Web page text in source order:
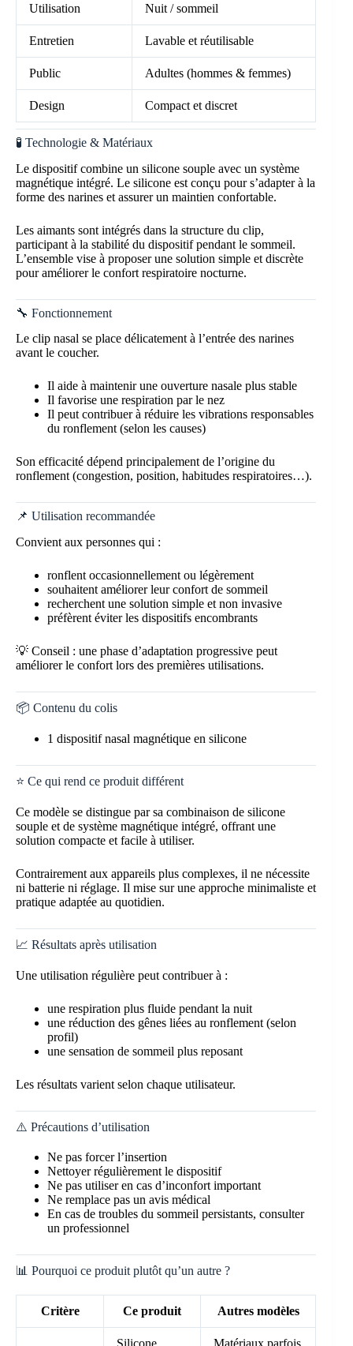
Utilisation Nuit / sommeil
Entretien Lavable et réutilisable
Public Adultes (hommes & femmes)
Design Compact et discret
🧪 Technologie & Matériaux
Le dispositif combine un silicone souple avec un système
magnétique intégré. Le silicone est conçu pour s’adapter à la
forme des narines et assurer un maintien confortable.
Les aimants sont intégrés dans la structure du clip,
participant à la stabilité du dispositif pendant le sommeil.
L’ensemble vise à proposer une solution simple et discrète
pour améliorer le confort respiratoire nocturne.
🔧 Fonctionnement
Le clip nasal se place délicatement à l’entrée des narines
avant le coucher.
Il aide à maintenir une ouverture nasale plus stable
Il favorise une respiration par le nez
Il peut contribuer à réduire les vibrations responsables
du ronflement (selon les causes)
Son efficacité dépend principalement de l’origine du
ronflement (congestion, position, habitudes respiratoires…).
📌 Utilisation recommandée
Convient aux personnes qui :
ronflent occasionnellement ou légèrement
souhaitent améliorer leur confort de sommeil
recherchent une solution simple et non invasive
préfèrent éviter les dispositifs encombrants
💡 Conseil : une phase d’adaptation progressive peut
améliorer le confort lors des premières utilisations.
📦 Contenu du colis
1 dispositif nasal magnétique en silicone
⭐ Ce qui rend ce produit différent
Ce modèle se distingue par sa combinaison de silicone
souple et de système magnétique intégré, offrant une
solution compacte et facile à utiliser.
Contrairement aux appareils plus complexes, il ne nécessite
ni batterie ni réglage. Il mise sur une approche minimaliste et
pratique adaptée au quotidien.
📈 Résultats après utilisation
Une utilisation régulière peut contribuer à :
une respiration plus fluide pendant la nuit
une réduction des gênes liées au ronflement (selon
profil)
une sensation de sommeil plus reposant
Les résultats varient selon chaque utilisateur.
⚠️ Précautions d’utilisation
Ne pas forcer l’insertion
Nettoyer régulièrement le dispositif
Ne pas utiliser en cas d’inconfort important
Ne remplace pas un avis médical
En cas de troubles du sommeil persistants, consulter
un professionnel
📊 Pourquoi ce produit plutôt qu’un autre ?
Critère Ce produit Autres modèles
Silicone Matériaux parfois